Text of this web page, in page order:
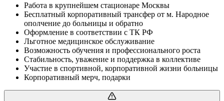
Работа в крупнейшем стационаре Москвы
Бесплатный корпоративный трансфер от м. Народное
ополчение до больницы и обратно
Оформление в соответствии с ТК РФ
Льготное медицинское обслуживание
Возможность обучения и профессионального роста
Стабильность, уважение и поддержка в коллективе
Участие в спортивной, корпоративной жизни больницы
Корпоративный мерч, подарки